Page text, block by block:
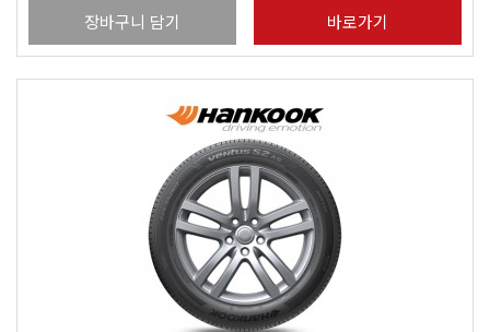
장바구니 담기 바로가기